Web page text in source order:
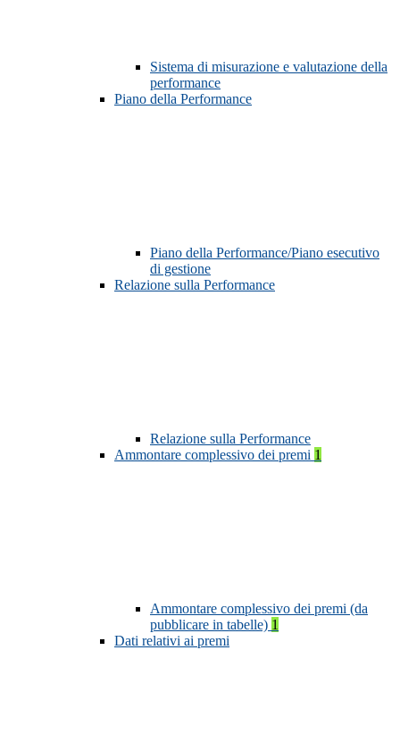
Sistema di misurazione e valutazione della
performance
Piano della Performance
Piano della Performance/Piano esecutivo
di gestione
Relazione sulla Performance
Relazione sulla Performance
Ammontare complessivo dei premi 1
Ammontare complessivo dei premi (da
pubblicare in tabelle) 1
Dati relativi ai premi